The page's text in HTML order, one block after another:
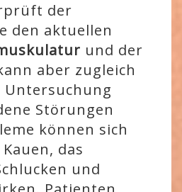
der
den aktuellen
und der
aber zugleich
Störungen
können sich
das
und